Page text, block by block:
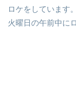
ロケをしています。
火曜日の午前中に